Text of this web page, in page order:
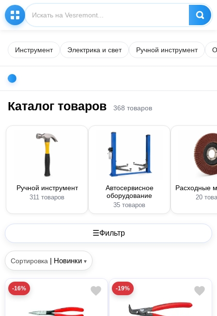
Инструмент Электрика и свет Ручной инструмент
Каталог товаров 368 товаров
Ручной инструмент
311 товаров
Автосервисное
оборудование
35 товаров
Расходные
20
☰Фильтр
Сортировка | Новинки ▾
-16% -19%